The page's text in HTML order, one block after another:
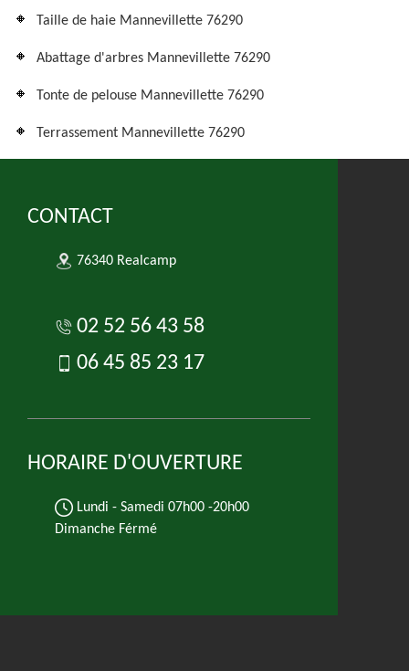
Taille de haie Mannevillette 76290
Abattage d'arbres Mannevillette 76290
Tonte de pelouse Mannevillette 76290
Terrassement Mannevillette 76290
CONTACT
76340 Realcamp
02 52 56 43 58
06 45 85 23 17
HORAIRE D'OUVERTURE
Lundi - Samedi 07h00 -20h00
Dimanche Férmé